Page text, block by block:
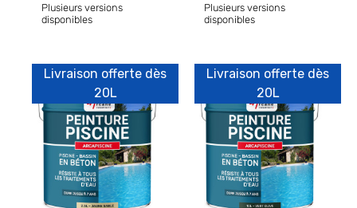
Plusieurs versions
disponibles
Plusieurs versions
disponibles
Livraison offerte dès
20L
Livraison offerte dès
20L